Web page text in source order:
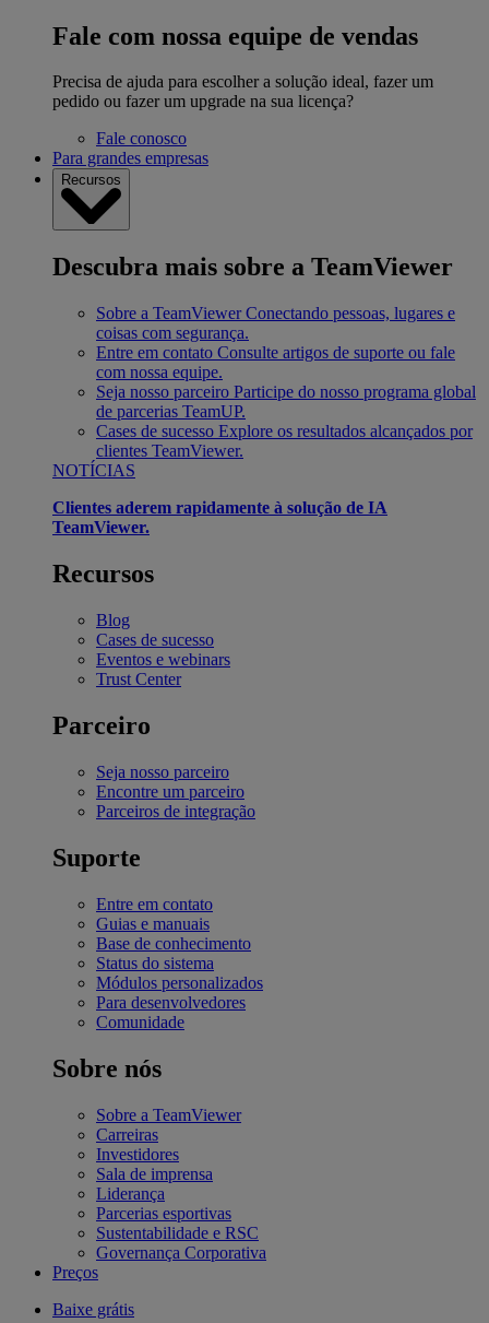
Fale com nossa equipe de vendas
Precisa de ajuda para escolher a solução ideal, fazer um
pedido ou fazer um upgrade na sua licença?
Fale conosco
Para grandes empresas
Recursos
Descubra mais sobre a TeamViewer
Sobre a TeamViewer Conectando pessoas, lugares e
coisas com segurança.
Entre em contato Consulte artigos de suporte ou fale
com nossa equipe.
Seja nosso parceiro Participe do nosso programa global
de parcerias TeamUP.
Cases de sucesso Explore os resultados alcançados por
clientes TeamViewer.
NOTÍCIAS
Clientes aderem rapidamente à solução de IA
TeamViewer.
Recursos
Blog
Cases de sucesso
Eventos e webinars
Trust Center
Parceiro
Seja nosso parceiro
Encontre um parceiro
Parceiros de integração
Suporte
Entre em contato
Guias e manuais
Base de conhecimento
Status do sistema
Módulos personalizados
Para desenvolvedores
Comunidade
Sobre nós
Sobre a TeamViewer
Carreiras
Investidores
Sala de imprensa
Liderança
Parcerias esportivas
Sustentabilidade e RSC
Governança Corporativa
Preços
Baixe grátis